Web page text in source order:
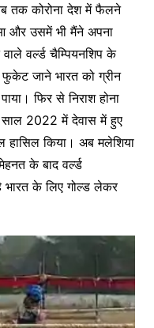
तक कोरोना देश में फैलने
और उसमें भी मैंने अपना
वर्ल्ड चैम्पियनशिप के
जाने भारत को ग्रीन
फिर से निराश होना
साल 2022 में देवास में हुए
हासिल किया। अब मलेशिया
के बाद वर्ल्ड
भारत के लिए गोल्ड लेकर